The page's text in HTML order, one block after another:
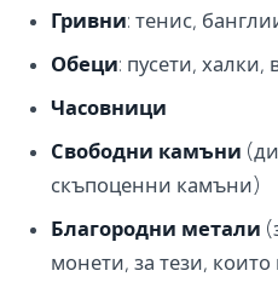
Гривни: тенис,
Обеци: пусети,
Часовници
Свободни камъни
скъпоценни камъни)
Благородни метали
монети, за тези, които